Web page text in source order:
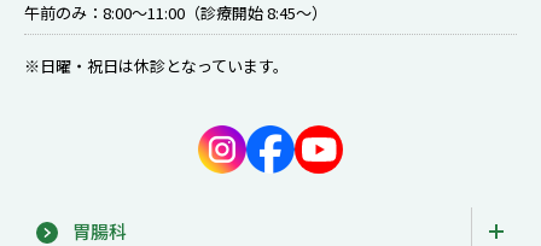
午前のみ：8:00～11:00（診療開始 8:45～）
※日曜・祝日は休診となっています。
胃腸科